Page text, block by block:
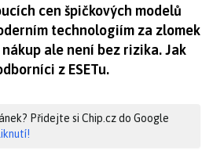
cen špičkových modelů
technologiím za zlomek
ale není bez rizika. Jak
z ESETu.
Přidejte si Chip.cz do Google